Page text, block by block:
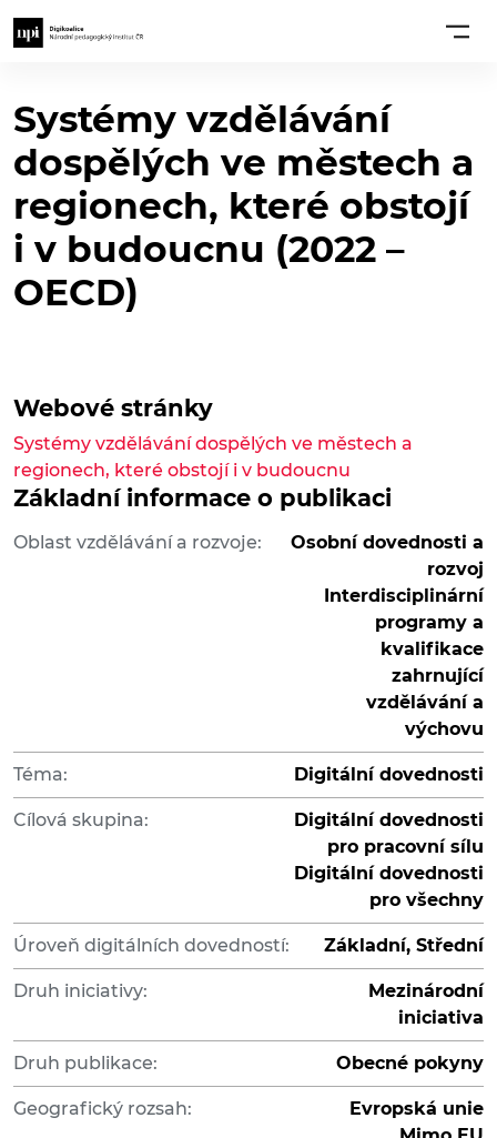
Systémy vzdělávání
dospělých ve městech a
regionech, které obstojí
i v budoucnu (2022 –
OECD)
Základní informace o publikaci
Oblast vzdělávání a rozvoje:
Osobní dovednosti a
rozvoj
Interdisciplinární
programy a
kvalifikace
zahrnující
vzdělávání a
výchovu
Téma: Digitální dovednosti
Cílová skupina:
Digitální dovednosti
pro pracovní sílu
Digitální dovednosti
pro všechny
Úroveň digitálních dovedností: Základní, Střední
Druh iniciativy:
Mezinárodní
iniciativa
Druh publikace: Obecné pokyny
Geografický rozsah:
Evropská unie
Webové stránky
Systémy vzdělávání dospělých ve městech a
regionech, které obstojí i v budoucnu